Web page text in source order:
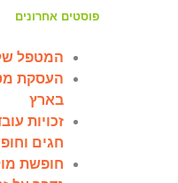
פוסטים אחרונים
המטפל
העסקת
בארץ
זכויות
חגים
חופשת